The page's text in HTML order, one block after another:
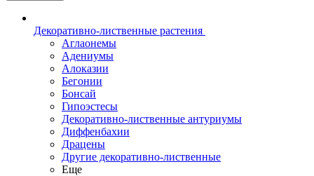
Декоративно-лиственные растения
Аглаонемы
Адениумы
Алоказии
Бегонии
Бонсай
Гипоэстесы
Декоративно-лиственные антуриумы
Диффенбахии
Драцены
Другие декоративно-лиственные
Еще